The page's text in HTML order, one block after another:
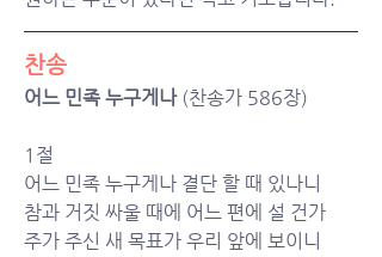
찬송
어느 민족 누구게나 (찬송가 586장)
1절
어느 민족 누구게나 결단 할 때 있나니
참과 거짓 싸울 때에 어느 편에 설 건가
주가 주신 새 목표가 우리 앞에 보이니